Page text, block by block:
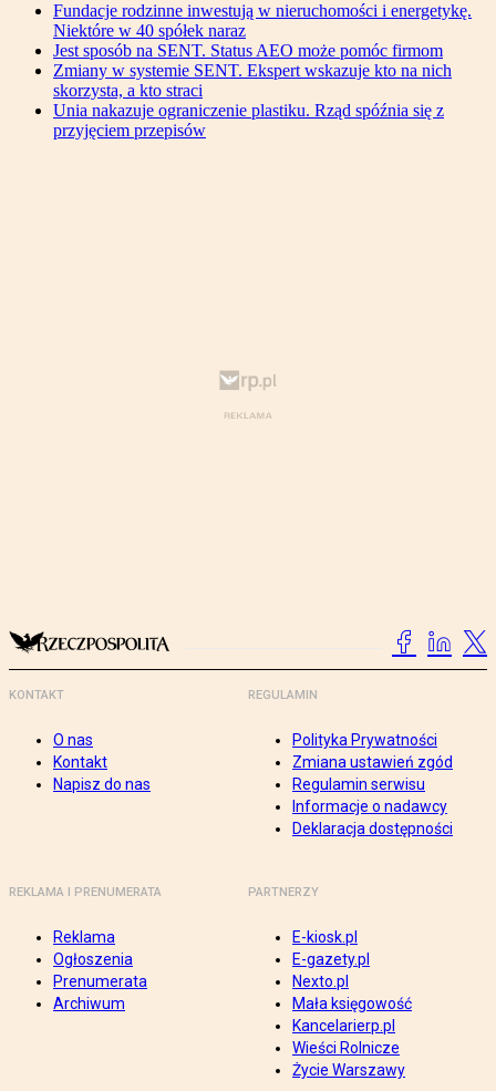
Fundacje rodzinne inwestują w nieruchomości i energetykę.
Niektóre w 40 spółek naraz
Jest sposób na SENT. Status AEO może pomóc firmom
Zmiany w systemie SENT. Ekspert wskazuje kto na nich
skorzysta, a kto straci
Unia nakazuje ograniczenie plastiku. Rząd spóźnia się z
przyjęciem przepisów
KONTAKT
O nas
Kontakt
Napisz do nas
REGULAMIN
Polityka Prywatności
Zmiana ustawień zgód
Regulamin serwisu
Informacje o nadawcy
Deklaracja dostępności
REKLAMA I PRENUMERATA
Reklama
Ogłoszenia
Prenumerata
Archiwum
PARTNERZY
E-kiosk.pl
E-gazety.pl
Nexto.pl
Mała księgowość
Kancelarierp.pl
Wieści Rolnicze
Życie Warszawy